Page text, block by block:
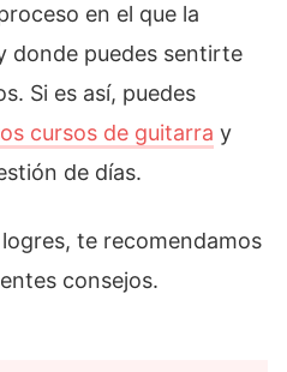
en el que la
donde puedes sentirte
Si es así, puedes
cursos de guitarra y
de días.
te recomendamos
consejos.